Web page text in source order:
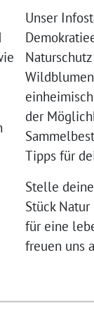
Unser
der
Tipps für
Stelle
Stück
für eine
freuen uns